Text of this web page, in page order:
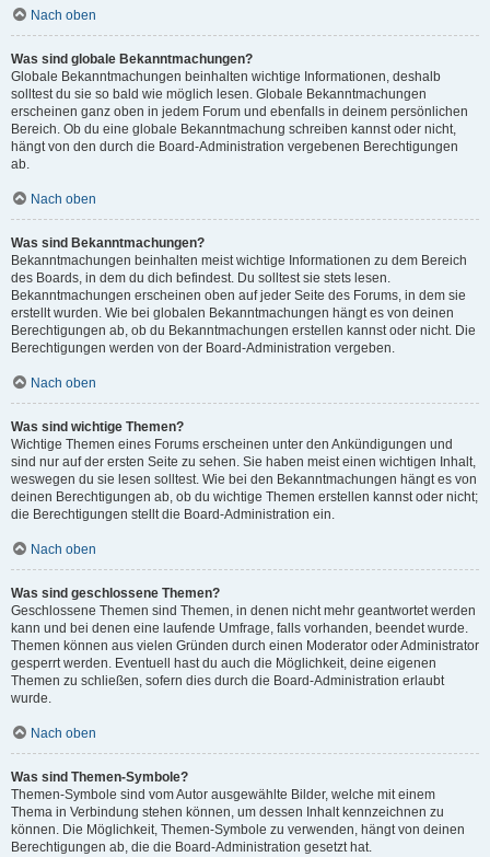
Nach oben
Was sind globale Bekanntmachungen?
Globale Bekanntmachungen beinhalten wichtige Informationen, deshalb
solltest du sie so bald wie möglich lesen. Globale Bekanntmachungen
erscheinen ganz oben in jedem Forum und ebenfalls in deinem persönlichen
Bereich. Ob du eine globale Bekanntmachung schreiben kannst oder nicht,
hängt von den durch die Board-Administration vergebenen Berechtigungen
ab.
Nach oben
Was sind Bekanntmachungen?
Bekanntmachungen beinhalten meist wichtige Informationen zu dem Bereich
des Boards, in dem du dich befindest. Du solltest sie stets lesen.
Bekanntmachungen erscheinen oben auf jeder Seite des Forums, in dem sie
erstellt wurden. Wie bei globalen Bekanntmachungen hängt es von deinen
Berechtigungen ab, ob du Bekanntmachungen erstellen kannst oder nicht. Die
Berechtigungen werden von der Board-Administration vergeben.
Nach oben
Was sind wichtige Themen?
Wichtige Themen eines Forums erscheinen unter den Ankündigungen und
sind nur auf der ersten Seite zu sehen. Sie haben meist einen wichtigen Inhalt,
weswegen du sie lesen solltest. Wie bei den Bekanntmachungen hängt es von
deinen Berechtigungen ab, ob du wichtige Themen erstellen kannst oder nicht;
die Berechtigungen stellt die Board-Administration ein.
Nach oben
Was sind geschlossene Themen?
Geschlossene Themen sind Themen, in denen nicht mehr geantwortet werden
kann und bei denen eine laufende Umfrage, falls vorhanden, beendet wurde.
Themen können aus vielen Gründen durch einen Moderator oder Administrator
gesperrt werden. Eventuell hast du auch die Möglichkeit, deine eigenen
Themen zu schließen, sofern dies durch die Board-Administration erlaubt
wurde.
Nach oben
Was sind Themen-Symbole?
Themen-Symbole sind vom Autor ausgewählte Bilder, welche mit einem
Thema in Verbindung stehen können, um dessen Inhalt kennzeichnen zu
können. Die Möglichkeit, Themen-Symbole zu verwenden, hängt von deinen
Berechtigungen ab, die die Board-Administration gesetzt hat.